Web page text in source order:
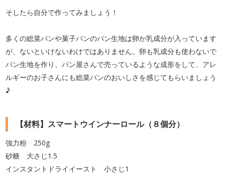
そしたら自分で作ってみましょう！
多くの総菜パンや菓子パンのパン生地は卵か乳成分が入っています
が、ないといけないわけではありません。卵も乳成分も使わないで
パン生地を作り、パン屋さんで売っているような成形をして、アレ
ルギーのお子さんにも総菜パンのおいしさを感じてもらいましょう
♪
【材料】スマートウインナーロール（８個分）
強力粉 250g
砂糖 大さじ1.5
インスタントドライイースト 小さじ1